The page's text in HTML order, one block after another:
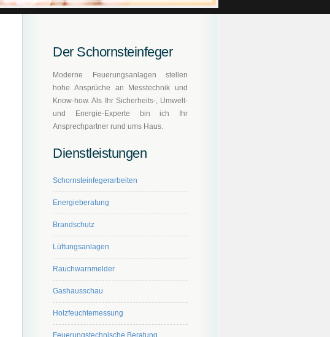
Der Schornsteinfeger
Moderne Feuerungsanlagen stellen
hohe Ansprüche an Messtechnik und
Know-how. Als Ihr Sicherheits-, Umwelt-
und Energie-Experte bin ich Ihr
Ansprechpartner rund ums Haus.
Dienstleistungen
Schornsteinfegerarbeiten
Energieberatung
Brandschutz
Lüftungsanlagen
Rauchwarnmelder
Gashausschau
Holzfeuchtemessung
Feuerungstechnische Beratung